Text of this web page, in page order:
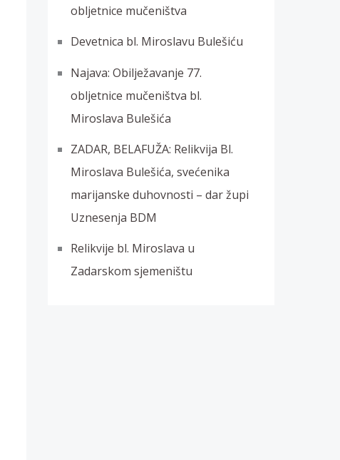
obljetnice mučeništva
Devetnica bl. Miroslavu Bulešiću
Najava: Obilježavanje 77.
obljetnice mučeništva bl.
Miroslava Bulešića
ZADAR, BELAFUŽA: Relikvija Bl.
Miroslava Bulešića, svećenika
marijanske duhovnosti – dar župi
Uznesenja BDM
Relikvije bl. Miroslava u
Zadarskom sjemeništu